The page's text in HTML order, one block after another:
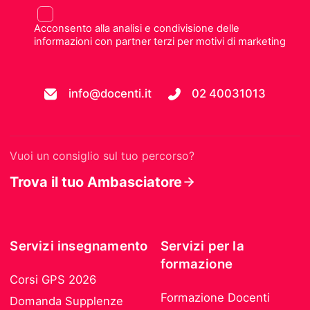
Acconsento alla analisi e condivisione delle
informazioni con partner terzi per motivi di marketing
info@docenti.it 02 40031013
Vuoi un consiglio sul tuo percorso?
Trova il tuo Ambasciatore
Servizi insegnamento
Corsi GPS 2026
Domanda Supplenze
Servizi per la
formazione
Formazione Docenti